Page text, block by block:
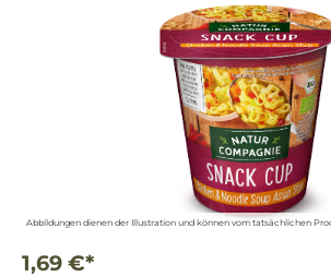
Abbildungen dienen der Illustration und können vom tatsächlichen
1,69 €*